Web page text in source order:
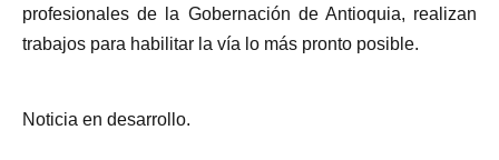
profesionales de la Gobernación de Antioquia, realizan
trabajos para habilitar la vía lo más pronto posible.
Noticia en desarrollo.